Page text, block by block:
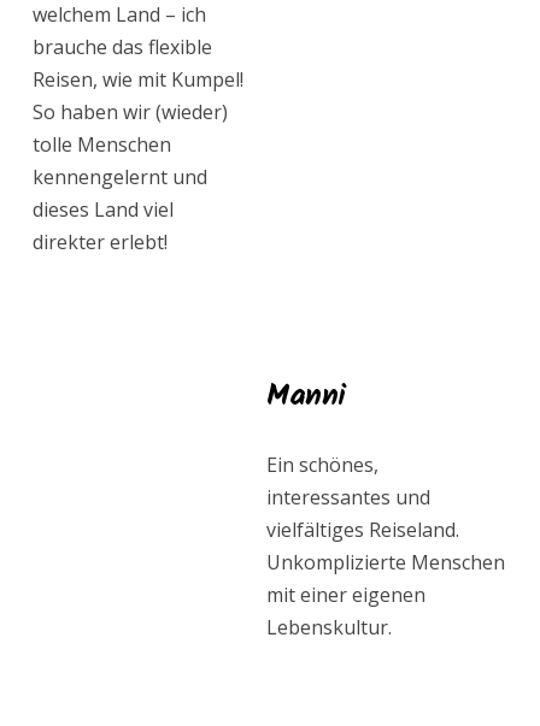
welchem Land – ich
brauche das flexible
Reisen, wie mit Kumpel!
So haben wir (wieder)
tolle Menschen
kennengelernt und
dieses Land viel
direkter erlebt!
Manni
Ein schönes,
interessantes und
vielfältiges Reiseland.
Unkomplizierte Menschen
mit einer eigenen
Lebenskultur.